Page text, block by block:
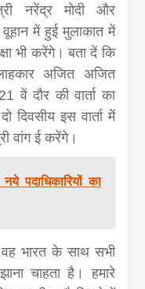
नरेंद्र मोदी और
में हुई मुलाकात में
भी करेंगे। बता दें कि
अजित अजित
वें दौर की वार्ता का
दिवसीय इस वार्ता में
वांग ई करेंगे।
पदाधिकारियों का
वह भारत के साथ सभी
चाहता है। हमारे